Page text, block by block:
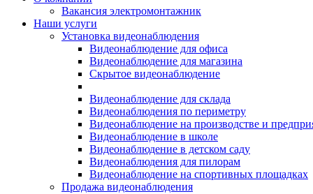
Вакансия электромонтажник
Наши услуги
Установка видеонаблюдения
Видеонаблюдение для офиса
Видеонаблюдение для магазина
Скрытое видеонаблюдение
Видеонаблюдение для склада
Видеонаблюдения по периметру
Видеонаблюдение на производстве и
Видеонаблюдение в школе
Видеонаблюдение в детском саду
Видеонаблюдения для пилорам
Видеонаблюдение на спортивных площадках
Продажа видеонаблюдения